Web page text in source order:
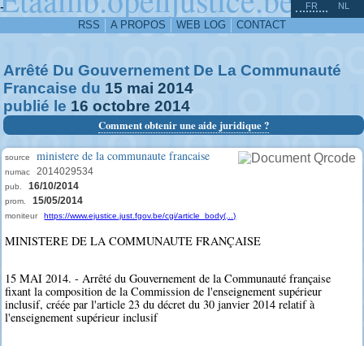
-
RSS A PROPOS WEB LOG CONTACT
FR NL
Arrêté Du Gouvernement De La Communauté
Francaise du 15 mai 2014
publié le 16 octobre 2014
Comment obtenir une aide juridique ?
source ministere de la communaute francaise
numac 2014029534
pub. 16/10/2014
prom. 15/05/2014
moniteur https://www.ejustice.just.fgov.be/cgi/article_body(...)
MINISTERE DE LA COMMUNAUTE FRANÇAISE
15 MAI 2014. - Arrêté du Gouvernement de la Communauté française
fixant la composition de la Commission de l'enseignement supérieur
inclusif, créée par l'article 23 du décret du 30 janvier 2014 relatif à
l'enseignement supérieur inclusif
^